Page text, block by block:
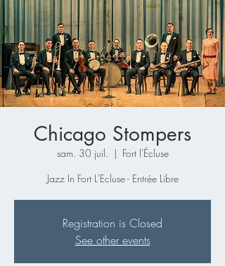
Chicago Stompers
sam. 30 juil.
  |
Fort l'Écluse
Jazz In Fort L'Ecluse - Entrée Libre
Registration is Closed
See other events